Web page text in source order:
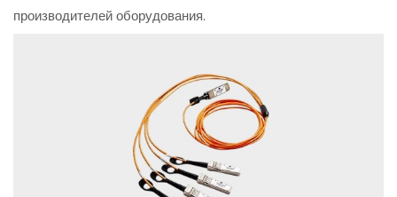
производителей оборудования.